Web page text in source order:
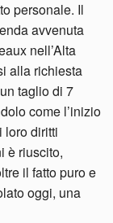
personale. Il
avvenuta
nell’Alta
alla richiesta
taglio di 7
come l’inizio
loro diritti
è riuscito,
il fatto puro e
oggi, una